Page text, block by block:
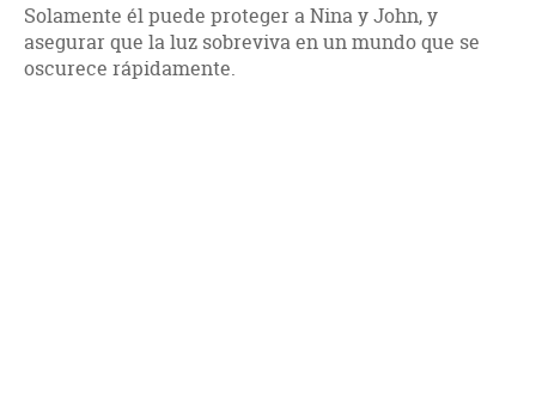
Solamente él puede proteger a Nina y John, y
asegurar que la luz sobreviva en un mundo que se
oscurece rápidamente.